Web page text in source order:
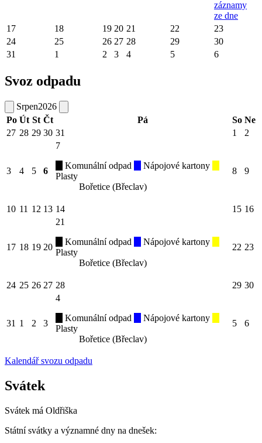
záznamy
ze dne
17
18 19 20 21 22
23
24
25 26 27 28 29
30
31
1 2 3 4 5 6
Svoz odpadu
Srpen2026
Po Út St Čt Pá So Ne
27 28 29 30 31 1 2
3 4 5 6
7
Komunální odpad
Nápojové kartony
Plasty
Bořetice (Břeclav)
8 9
10 11 12 13 14 15 16
17 18 19 20
21
Komunální odpad
Nápojové kartony
Plasty
Bořetice (Břeclav)
22 23
24 25 26 27 28 29 30
31 1 2 3
4
Komunální odpad
Nápojové kartony
Plasty
Bořetice (Břeclav)
5 6
Kalendář svozu odpadu
Svátek
Svátek má Oldřiška
Státní svátky a významné dny na dnešek: